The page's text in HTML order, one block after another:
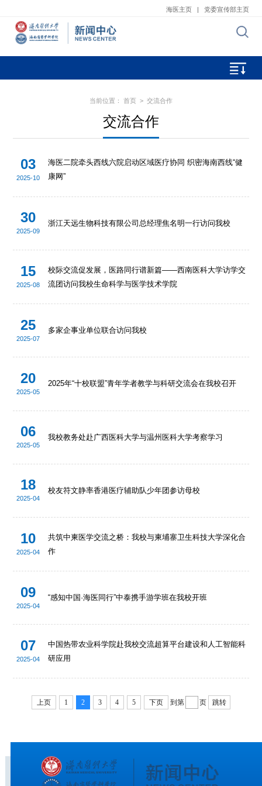
海医主页 | 党委宣传部主页
当前位置： 首页 > 交流合作
交流合作
03
2025-10
海医二院牵头西线六院启动区域医疗协同 织密海南西线“健
康网”
30
2025-09
浙江天远生物科技有限公司总经理焦名明一行访问我校
15
2025-08
校际交流促发展，医路同行谱新篇——西南医科大学访学交
流团访问我校生命科学与医学技术学院
25
2025-07
多家企事业单位联合访问我校
20
2025-05
2025年“十校联盟”青年学者教学与科研交流会在我校召开
06
2025-05
我校教务处赴广西医科大学与温州医科大学考察学习
18
2025-04
校友符文静率香港医疗辅助队少年团参访母校
10
2025-04
共筑中柬医学交流之桥：我校与柬埔寨卫生科技大学深化合
作
09
2025-04
“感知中国·海医同行”中泰携手游学班在我校开班
07
2025-04
中国热带农业科学院赴我校交流超算平台建设和人工智能科
研应用
上页 1 2 3 4 5 下页 到第 页 跳转